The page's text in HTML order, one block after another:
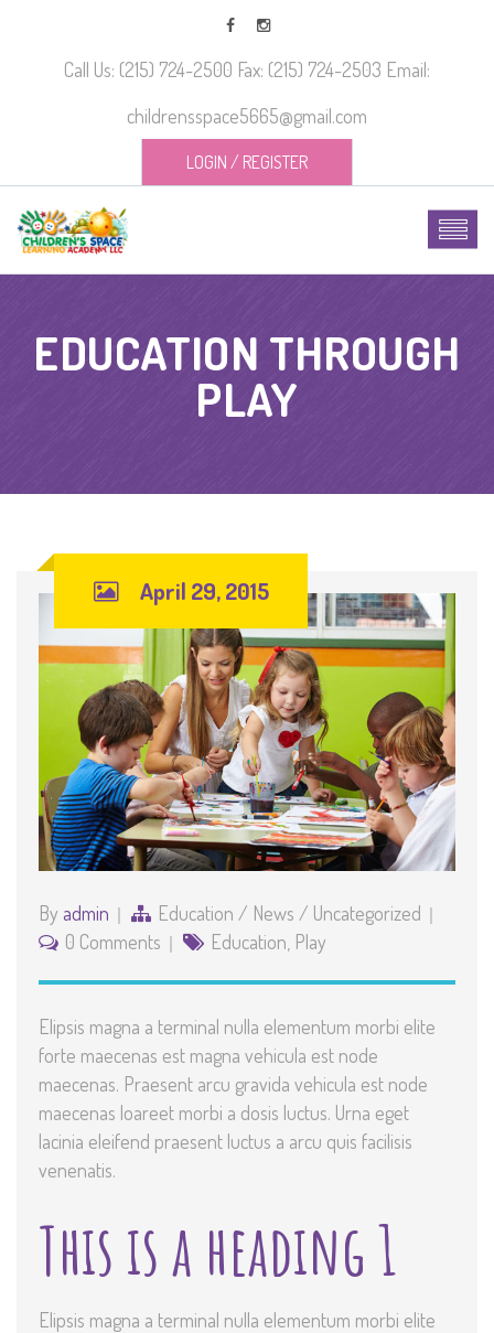
Call Us: (215) 724-2500 Fax: (215) 724-2503 Email:
childrensspace5665@gmail.com
LOGIN / REGISTER
EDUCATION THROUGH
PLAY
April 29, 2015
By admin Education / News / Uncategorized
0 Comments
Education Play
Elipsis magna a terminal nulla elementum morbi elite
forte maecenas est magna vehicula est node
maecenas. Praesent arcu gravida vehicula est node
maecenas loareet morbi a dosis luctus. Urna eget
lacinia eleifend praesent luctus a arcu quis facilisis
venenatis.
This is a heading 1
Elipsis magna a terminal nulla elementum morbi elite